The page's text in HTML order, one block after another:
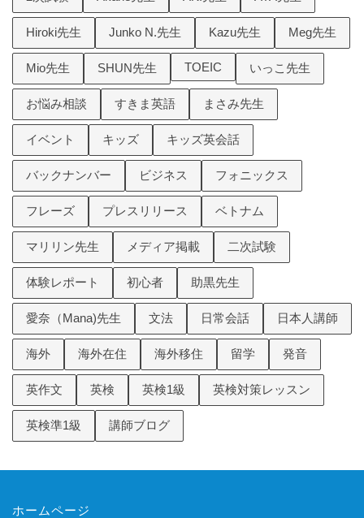
Hiroki先生 Junko N.先生 Kazu先生 Meg先生
Mio先生 SHUN先生 TOEIC いっこ先生
お悩み相談 すきま英語 まさみ先生
イベント キッズ キッズ英会話
バックナンバー ビジネス フォニックス
フレーズ プレスリリース ベトナム
マリリン先生 メディア掲載 二次試験
体験レポート 初心者 助黒先生
愛奈（Mana)先生 文法 日常会話 日本人講師
海外 海外在住 海外移住 留学 発音
英作文 英検 英検1級 英検対策レッスン
英検準1級 講師ブログ
ホームページ